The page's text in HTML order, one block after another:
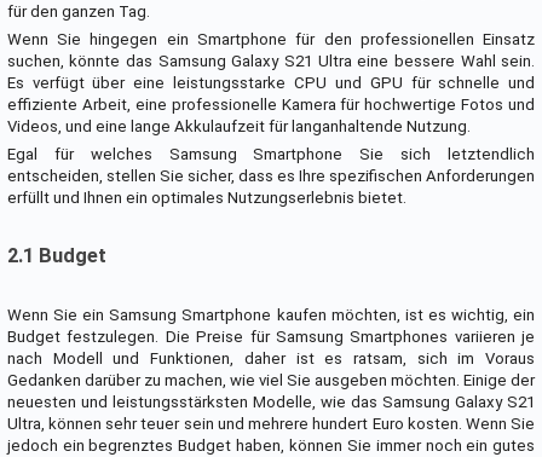
für den ganzen Tag.
Wenn Sie hingegen ein Smartphone für den professionellen Einsatz
suchen, könnte das Samsung Galaxy S21 Ultra eine bessere Wahl sein.
Es verfügt über eine leistungsstarke CPU und GPU für schnelle und
effiziente Arbeit, eine professionelle Kamera für hochwertige Fotos und
Videos, und eine lange Akkulaufzeit für langanhaltende Nutzung.
Egal für welches Samsung Smartphone Sie sich letztendlich
entscheiden, stellen Sie sicher, dass es Ihre spezifischen Anforderungen
erfüllt und Ihnen ein optimales Nutzungserlebnis bietet.
2.1 Budget
Wenn Sie ein Samsung Smartphone kaufen möchten, ist es wichtig, ein
Budget festzulegen. Die Preise für Samsung Smartphones variieren je
nach Modell und Funktionen, daher ist es ratsam, sich im Voraus
Gedanken darüber zu machen, wie viel Sie ausgeben möchten. Einige der
neuesten und leistungsstärksten Modelle, wie das Samsung Galaxy S21
Ultra, können sehr teuer sein und mehrere hundert Euro kosten. Wenn Sie
jedoch ein begrenztes Budget haben, können Sie immer noch ein gutes